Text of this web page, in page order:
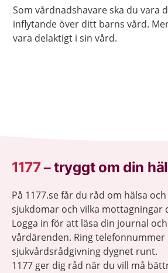
Som vårdnadshavare ska du vara
inflytande över ditt barns vård.
vara delaktigt i sin vård.
1177–tryggt om din
På 1177.se får du råd om hälsa
sjukdomar och vilka mottagningar
Logga in för att läsa din journal
vårdärenden. Ring telefonnummer
sjukvårdsrådgivning dygnet runt.
1177 ger dig råd när du vill må